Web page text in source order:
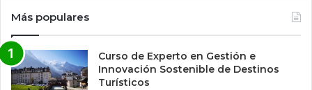
Más populares
Curso de Experto en Gestión e
Innovación Sostenible de Destinos
Turísticos